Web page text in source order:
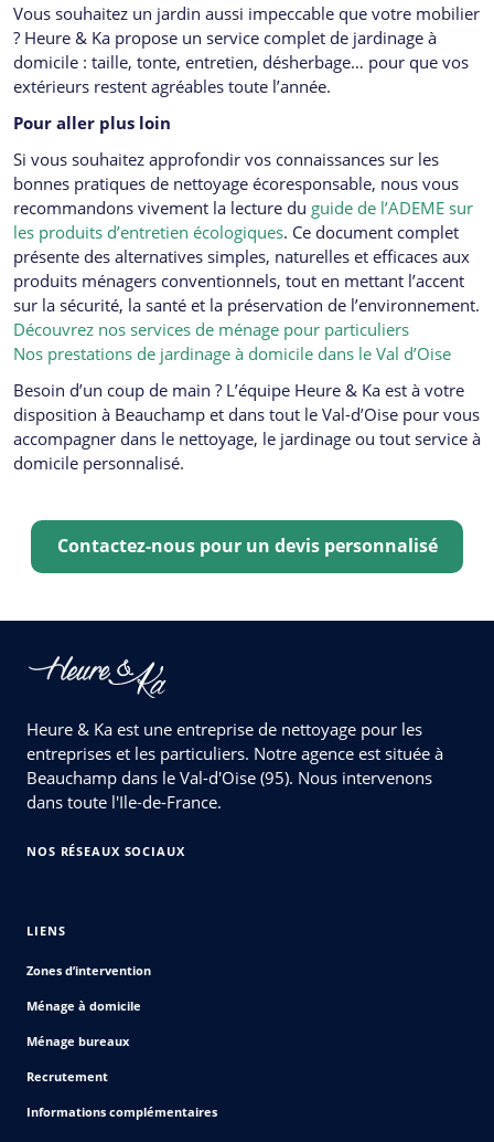
Vous souhaitez un jardin aussi impeccable que votre mobilier
? Heure & Ka propose un service complet de jardinage à
domicile : taille, tonte, entretien, désherbage… pour que vos
extérieurs restent agréables toute l’année.
Pour aller plus loin
Si vous souhaitez approfondir vos connaissances sur les
bonnes pratiques de nettoyage écoresponsable, nous vous
recommandons vivement la lecture du guide de l’ADEME sur
les produits d’entretien écologiques. Ce document complet
présente des alternatives simples, naturelles et efficaces aux
produits ménagers conventionnels, tout en mettant l’accent
sur la sécurité, la santé et la préservation de l’environnement.
Découvrez nos services de ménage pour particuliers
Nos prestations de jardinage à domicile dans le Val d’Oise
Besoin d’un coup de main ? L’équipe Heure & Ka est à votre
disposition à Beauchamp et dans tout le Val-d’Oise pour vous
accompagner dans le nettoyage, le jardinage ou tout service à
domicile personnalisé.
Contactez-nous pour un devis personnalisé
Heure & Ka est une entreprise de nettoyage pour les
entreprises et les particuliers. Notre agence est située à
Beauchamp dans le Val-d'Oise (95). Nous intervenons
dans toute l'Ile-de-France.
NOS RÉSEAUX SOCIAUX
LIENS
Zones d’intervention
Ménage à domicile
Ménage bureaux
Recrutement
Informations complémentaires